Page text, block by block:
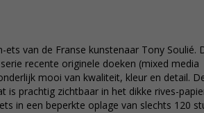
ets van de Franse kunstenaar Tony Soulié.
recente originele doeken (mixed media
mooi van kwaliteit, kleur en detail.
is prachtig zichtbaar in het dikke rives-
in een beperkte oplage van slechts 120